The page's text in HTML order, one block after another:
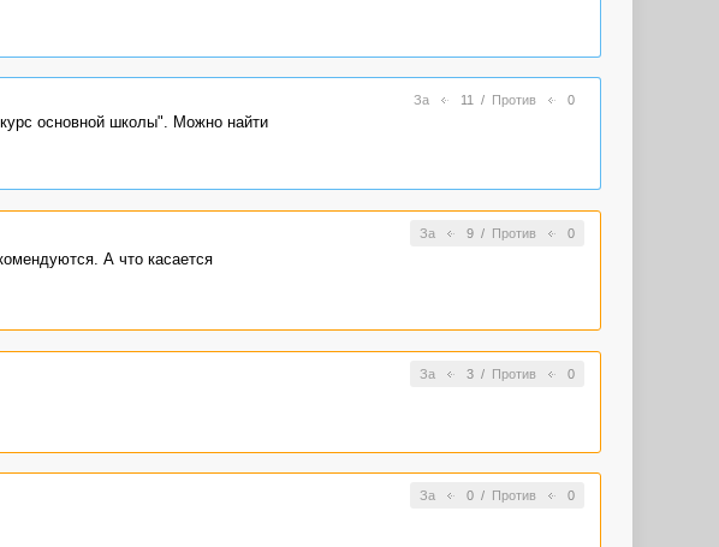
За 11 / Против 0
основной школы". Можно найти
За 9/ Против 0
А что касается
За 3/ Против 0
За 0/ Против 0